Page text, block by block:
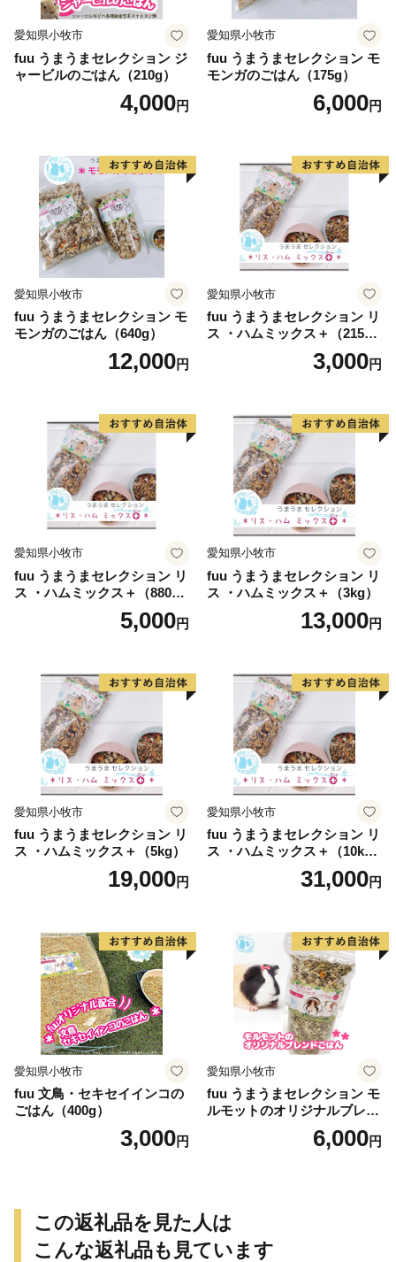
愛知県小牧市
fuu うまうまセレクション ジ
ャービルのごはん（210g）
4,000円
愛知県小牧市
fuu うまうまセレクション モ
モンガのごはん（175g）
6,000円
愛知県小牧市
fuu うまうまセレクション モ
モンガのごはん（640g）
12,000円
愛知県小牧市
fuu うまうまセレクション リ
ス ・ハムミックス＋（215
3,000円
愛知県小牧市
fuu うまうまセレクション リ
ス ・ハムミックス＋（880
5,000円
愛知県小牧市
fuu うまうまセレクション リ
ス ・ハムミックス＋（3kg）
13,000円
愛知県小牧市
fuu うまうまセレクション リ
ス ・ハムミックス＋（5kg）
19,000円
愛知県小牧市
fuu うまうまセレクション リ
ス ・ハムミックス＋（10k
31,000円
愛知県小牧市
fuu 文鳥・セキセイインコの
ごはん（400g）
3,000円
愛知県小牧市
fuu うまうまセレクション モ
ルモットのオリジナルブレン
6,000円
この返礼品を見た人は
こんな返礼品も見ています